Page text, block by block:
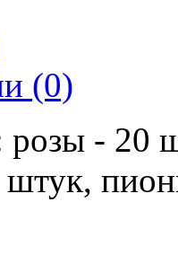
(0)
розы -
штук,